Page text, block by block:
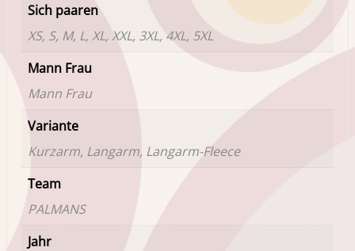
Sich paaren
XS, S, M, L, XL, XXL, 3XL, 4XL, 5XL
Mann Frau
Mann Frau
Variante
Kurzarm, Langarm, Langarm-Fleece
Team
PALMANS
Jahr